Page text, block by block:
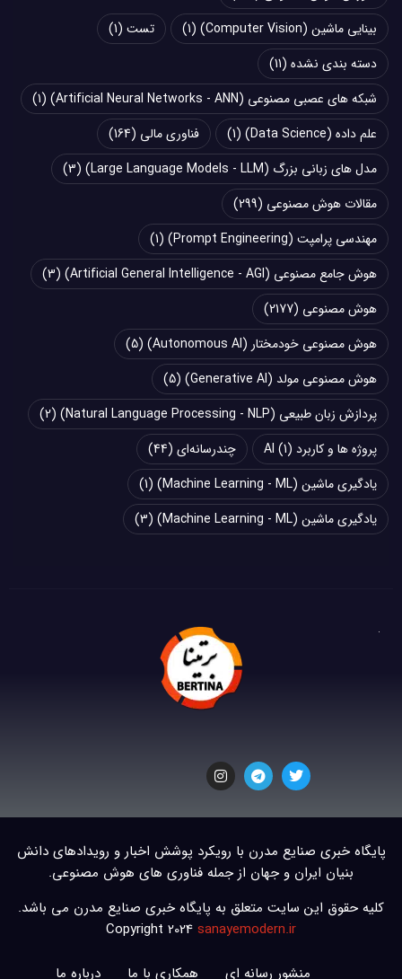
بینایی ماشین (Computer Vision)
(1) تست (1)
دسته بندی نشده (11)
شبکه های عصبی مصنوعی (Artificial Neural Networks - ANN)
(1)
علم داده (Data Science)
(1) فناوری مالی (164)
مدل های زبانی بزرگ (Large Language Models - LLM)
(3)
مقالات هوش مصنوعی (299)
مهندسی پرامپت (Prompt Engineering)
(1)
هوش جامع مصنوعی (Artificial General Intelligence - AGI)
(3)
هوش مصنوعی (2177)
هوش مصنوعی خودمختار (Autonomous AI)
(5)
هوش مصنوعی مولد (Generative AI)
(5)
پردازش زبان طبیعی (Natural Language Processing - NLP)
(2)
پروژه ها و کاربرد AI (1) چند‌‌رسانه‌ای (44)
یادگیری ماشین (Machine Learning - ML)
(1)
یادگیری ماشین (Machine Learning - ML)
(3)
پایگاه خبری صنایع مدرن با رویکرد پوشش اخبار و رویدادهای دانش
بنیان ایران و جهان از جمله فناوری های هوش مصنوعی.
کلیه حقوق این سایت متعلق به پایگاه خبری صنایع مدرن می باشد.
Copyright 2024 sanayemodern.ir
منشور رسانه ای همکاری با ما درباره ما